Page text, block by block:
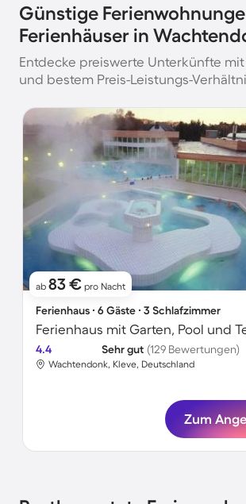
Günstige
Ferienhäuser in
Entdecke preiswerte Unterkünfte
und bestem Preis-Leistungs-
ab 83 € pro Nacht
Ferienhaus ∙ 6 Gäste ∙ 3 Schlafzimmer
Ferienhaus mit Garten, Pool und
4.4 Sehr gut (129 Bewertungen)
Wachtendonk, Kleve, Deutschland
Zum